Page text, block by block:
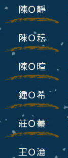
陳Ｏ靜
陳Ｏ耘
陳Ｏ暄
鍾Ｏ希
莊Ｏ蓁
王Ｏ澺